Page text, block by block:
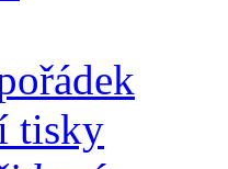
tisky